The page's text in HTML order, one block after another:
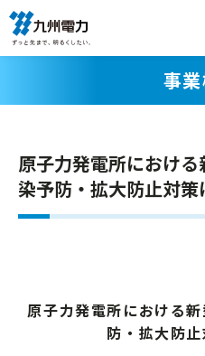
事
原子力発電所におけ
染予防・拡大防止対策
原子力発電所における
防・拡大防